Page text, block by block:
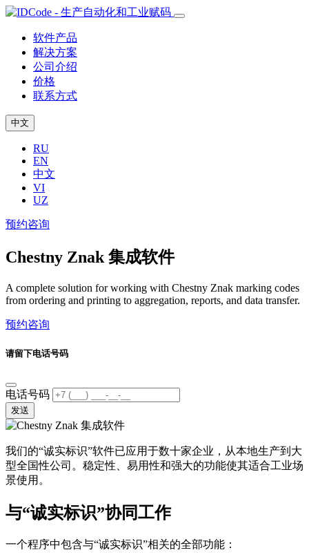
软件产品
解决方案
公司介绍
价格
联系方式
中文
RU
EN
中文
VI
UZ
预约咨询
Chestny Znak 集成软件
A complete solution for working with Chestny Znak marking codes
from ordering and printing to aggregation, reports, and data transfer.
预约咨询
请留下电话号码
电话号码
发送
我们的“诚实标识”软件已应用于数十家企业，从本地生产到大
型全国性公司。稳定性、易用性和强大的功能使其适合工业场
景使用。
与“诚实标识”协同工作
一个程序中包含与“诚实标识”相关的全部功能：